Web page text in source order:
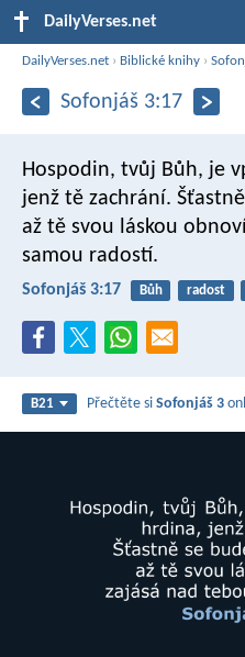
DailyVerses.net
DailyVerses.net › Biblické knihy ›
Sofonjáš 3:17
Hospodin, tvůj Bůh, je
jenž tě zachrání.
až tě svou láskou
samou radostí.
Sofonjáš 3:17 Bůh radost
B21 Přečtěte siSofonjáš 3